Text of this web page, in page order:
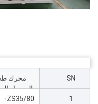
SN
محرك
المسمار
من PVC ZS35/80-